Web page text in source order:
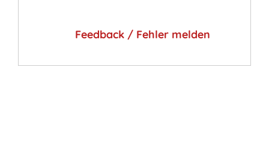
Feedback / Fehler melden